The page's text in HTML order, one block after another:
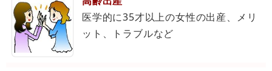
医学的に35才以上の女性の出産、メリ
ット、トラブルなど